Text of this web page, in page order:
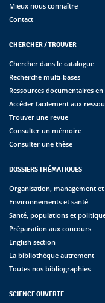
Mieux nous connaître
Contact
CHERCHER / TROUVER
Chercher dans le catalogue
Recherche multi-bases
Ressources documentaires
Accéder facilement aux
Trouver une revue
Consulter un mémoire
Consulter une thèse
DOSSIERS THÉMATIQUES
Organisation, management
Environnements et santé
Santé, populations et
Préparation aux concours
English section
La bibliothèque autrement
Toutes nos bibliographies
SCIENCE OUVERTE